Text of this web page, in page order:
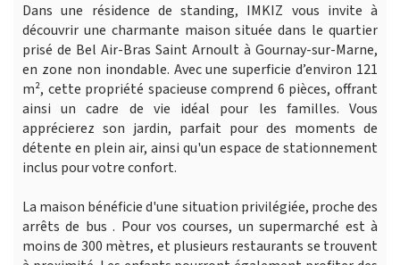
Dans une résidence de standing, IMKIZ vous invite à
découvrir une charmante maison située dans le quartier
prisé de Bel Air-Bras Saint Arnoult à Gournay-sur-Marne,
en zone non inondable. Avec une superficie d’environ 121
m², cette propriété spacieuse comprend 6 pièces, offrant
ainsi un cadre de vie idéal pour les familles. Vous
apprécierez son jardin, parfait pour des moments de
détente en plein air, ainsi qu'un espace de stationnement
inclus pour votre confort.
La maison bénéficie d'une situation privilégiée, proche des
arrêts de bus . Pour vos courses, un supermarché est à
moins de 300 mètres, et plusieurs restaurants se trouvent